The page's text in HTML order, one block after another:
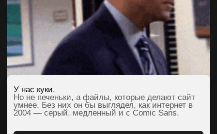
Продающий сайт: что это такое,
особенности и кому он нужен?
Читать статью
Что такое имиджевый сайт:
Читать статью